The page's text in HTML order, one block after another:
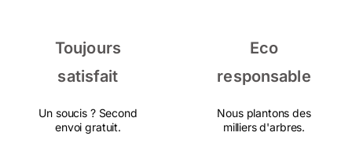
Toujours
satisfait
Un soucis ? Second
envoi gratuit.
Eco
responsable
Nous plantons des
milliers d'arbres.